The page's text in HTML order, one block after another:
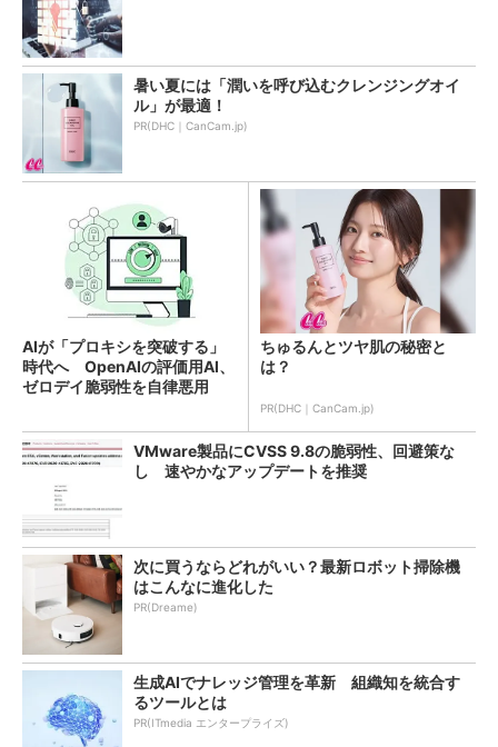
暑い夏には「潤いを呼び込むクレンジングオイ
ル」が最適！
PR(DHC｜CanCam.jp)
AIが「プロキシを突破する」
時代へ OpenAIの評価用AI、
ゼロデイ脆弱性を自律悪用
ちゅるんとツヤ肌の秘密と
は？
PR(DHC｜CanCam.jp)
VMware製品にCVSS 9.8の脆弱性、回避策な
し 速やかなアップデートを推奨
次に買うならどれがいい？最新ロボット掃除機
はこんなに進化した
PR(Dreame)
生成AIでナレッジ管理を革新 組織知を統合す
るツールとは
PR(ITmedia エンタープライズ)